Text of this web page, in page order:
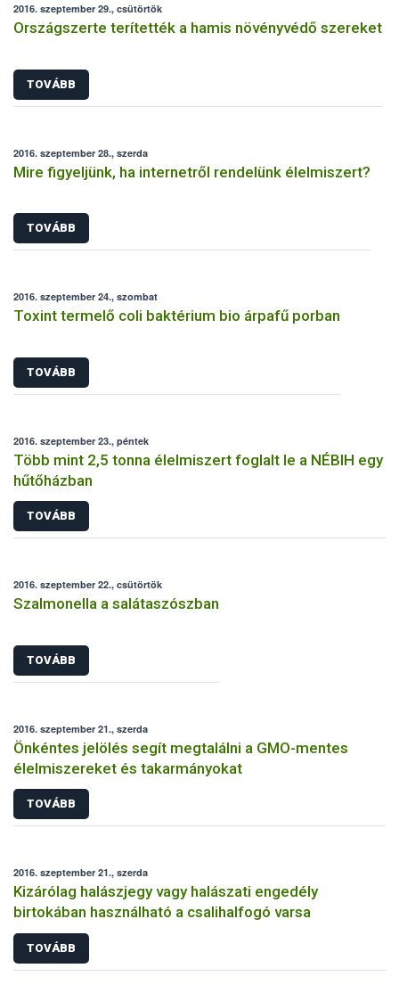
2016. szeptember 29., csütörtök
Országszerte terítették a hamis növényvédő szereket
TOVÁBB
2016. szeptember 28., szerda
Mire figyeljünk, ha internetről rendelünk élelmiszert?
TOVÁBB
2016. szeptember 24., szombat
Toxint termelő coli baktérium bio árpafű porban
TOVÁBB
2016. szeptember 23., péntek
Több mint 2,5 tonna élelmiszert foglalt le a NÉBIH egy
hűtőházban
TOVÁBB
2016. szeptember 22., csütörtök
Szalmonella a salátaszószban
TOVÁBB
2016. szeptember 21., szerda
Önkéntes jelölés segít megtalálni a GMO-mentes
élelmiszereket és takarmányokat
TOVÁBB
2016. szeptember 21., szerda
Kizárólag halászjegy vagy halászati engedély
birtokában használható a csalihalfogó varsa
TOVÁBB